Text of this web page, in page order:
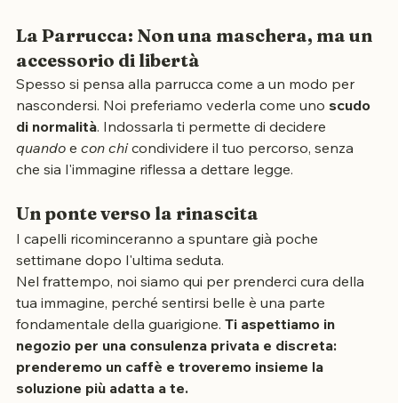
La Parrucca: Non una maschera, ma un
accessorio di libertà
Spesso si pensa alla parrucca come a un modo per
nascondersi. Noi preferiamo vederla come uno
di normalità. Indossarla ti permette di decidere
quando e con chi condividere il tuo percorso, senza
Un ponte verso la rinascita
I capelli ricominceranno a spuntare già poche
settimane dopo l'ultima seduta.
Nel frattempo, noi siamo qui per prenderci cura della
tua immagine, perché sentirsi belle è una parte
fondamentale della guarigione. Ti aspettiamo in
negozio per una consulenza privata e discreta:
prenderemo un caffè e troveremo insieme la